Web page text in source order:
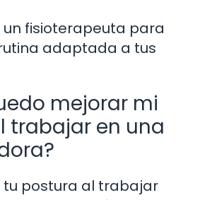
fisioterapeuta para
adaptada a tus
mejorar mi
trabajar en una
tu postura al trabajar